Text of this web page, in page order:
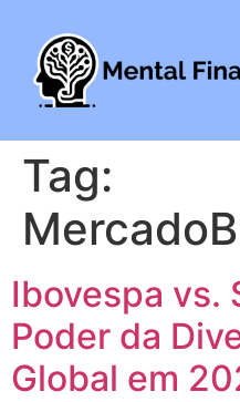
Tag:
Ibovespa vs.
Poder da
Global em